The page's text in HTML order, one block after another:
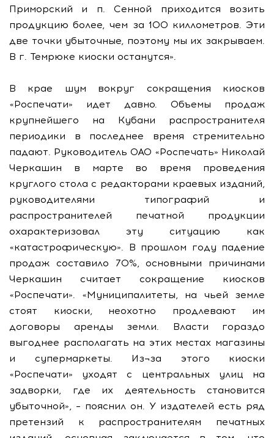
Приморский и п. Сенной приходится возить
продукцию более, чем за 100 киллометров. Эти
две точки убыточные, поэтому мы их закрываем.
В г. Темрюке киоски останутся».
В крае шум вокруг сокращения киосков
«Роспечати» идет давно. Объемы продаж
крупнейшего на Кубани распространителя
периодики в последнее время стремительно
падают. Руководитель ОАО «Роспечать» Николай
Черкашин в марте во время проведения
круглого стола с редакторами краевых изданий,
руководителями типографий и
распространителей печатной продукции
охарактеризовал эту ситуацию как
«катастрофическую». В прошлом году падение
продаж составило 70%, основными причинами
Черкашин считает сокращение киосков
«Роспечати». «Муниципалитеты, на чьей земле
стоят киоски, неохотно продлевают им
договоры аренды земли. Власти гораздо
выгоднее располагать на этих местах магазины
и супермаркеты. Из¬за этого киоски
«Роспечати» уходят с центральных улиц на
задворки, где их деятельность становится
убыточной», – пояснил он. У издателей есть ряд
претензий к распространителям печатных